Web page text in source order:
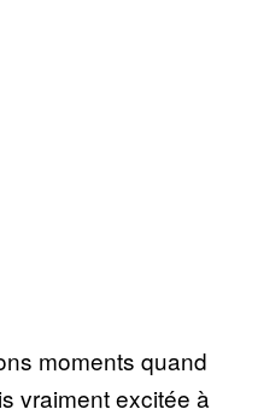
moments quand
vraiment excitée à